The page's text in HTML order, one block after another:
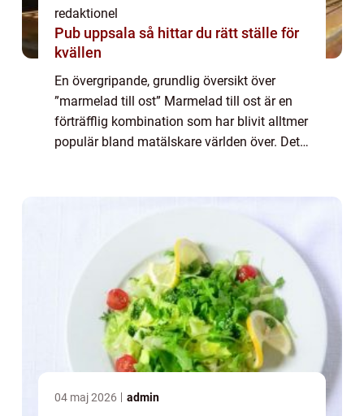
redaktionel
Pub uppsala så hittar du rätt ställe för
kvällen
En övergripande, grundlig översikt över
”marmelad till ost” Marmelad till ost är en
förträfflig kombination som har blivit alltmer
populär bland matälskare världen över. Det
04 maj 2026 admin